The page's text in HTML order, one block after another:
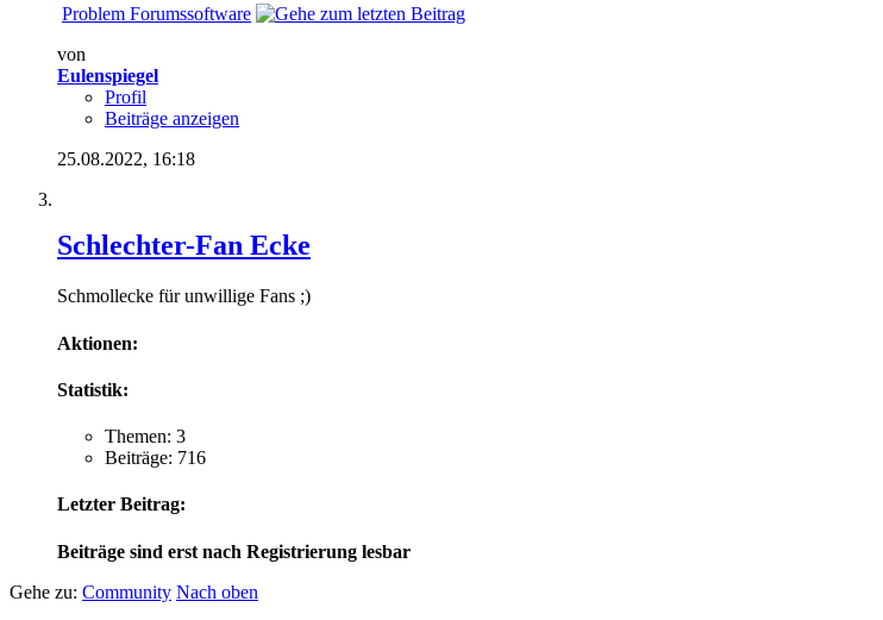
Problem Forumssoftware
von
Eulenspiegel
Profil
Beiträge anzeigen
25.08.2022, 16:18
Schlechter-Fan Ecke
Schmollecke für unwillige Fans ;)
Aktionen:
Statistik:
Themen: 3
Beiträge: 716
Letzter Beitrag:
Beiträge sind erst nach Registrierung lesbar
Gehe zu: Community Nach oben